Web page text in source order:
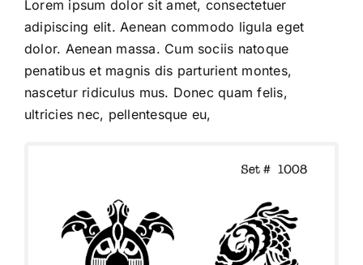
Lorem ipsum dolor sit amet, consectetuer
adipiscing elit. Aenean commodo ligula eget
dolor. Aenean massa. Cum sociis natoque
penatibus et magnis dis parturient montes,
nascetur ridiculus mus. Donec quam felis,
ultricies nec, pellentesque eu,